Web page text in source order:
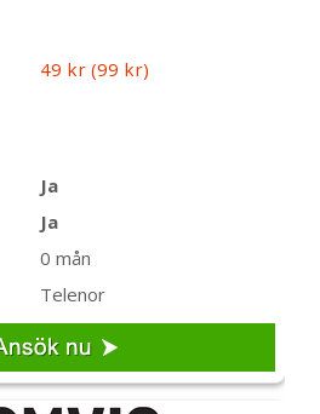
49 kr (99 kr)
Ja
Ja
0 mån
Telenor